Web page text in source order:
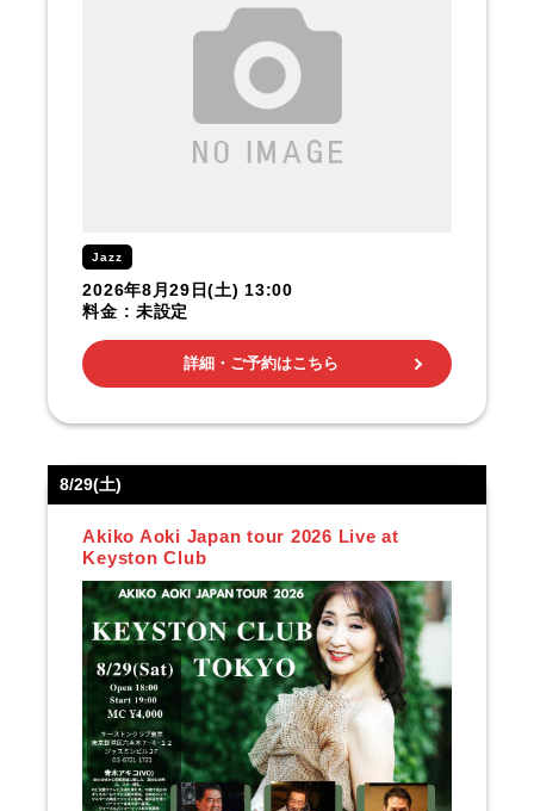
Jazz
2026年8月29日(土) 13:00
料金 : 未設定
詳細・ご予約はこちら
8/29(土)
Akiko Aoki Japan tour 2026 Live at
Keyston Club